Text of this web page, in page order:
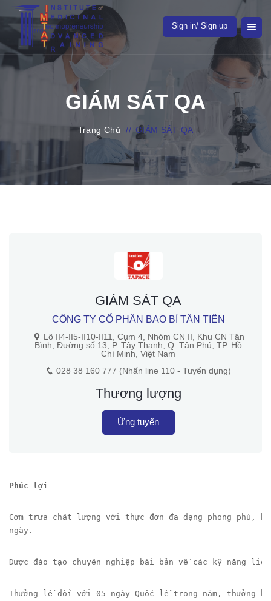
Sign in/ Sign up
GIÁM SÁT QA
Trang Chủ // GIÁM SÁT QA
GIÁM SÁT QA
CÔNG TY CỔ PHẦN BAO BÌ TÂN TIẾN
Lô II4-II5-II10-II11, Cụm 4, Nhóm CN II, Khu CN Tân
Bình, Đường số 13, P. Tây Thạnh, Q. Tân Phú, TP. Hồ
Chí Minh, Việt Nam
028 38 160 777 (Nhấn line 110 - Tuyển dụng)
Thương lượng
Ứng tuyển
Phúc lợi
Cơm trưa chất lượng với thực đơn đa dạng phong phú,
ngày.
Được đào tạo chuyên nghiệp bài bản về các kỹ năng liên
Thưởng lễ đối với 05 ngày Quốc lễ trong năm, thưởng